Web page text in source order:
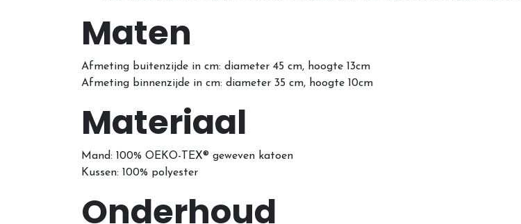
Maten
Afmeting buitenzijde in cm: diameter 45 cm, hoogte 13cm
Afmeting binnenzijde in cm: diameter 35 cm, hoogte 10cm
Materiaal
Mand: 100% OEKO-TEX® geweven katoen
Kussen: 100% polyester
Onderhoud